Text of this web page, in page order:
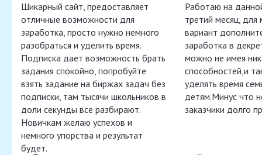
Шикарный сайт, предоставляет
отличные возможности для
заработка, просто нужно немного
разобраться и уделить время.
Подписка дает возможность брать
задания спокойно, попробуйте
взять задание на биржах задач без
подписки, там тысячи школьников в
доли секунды все разбирают.
Новичкам желаю успехов и
немного упорства и результат
будет.
Работаю на
третий месяц, для
вариант
заработка в
можно не имея
способностей,и
уделять время
детям.Минус что
заказчики долго